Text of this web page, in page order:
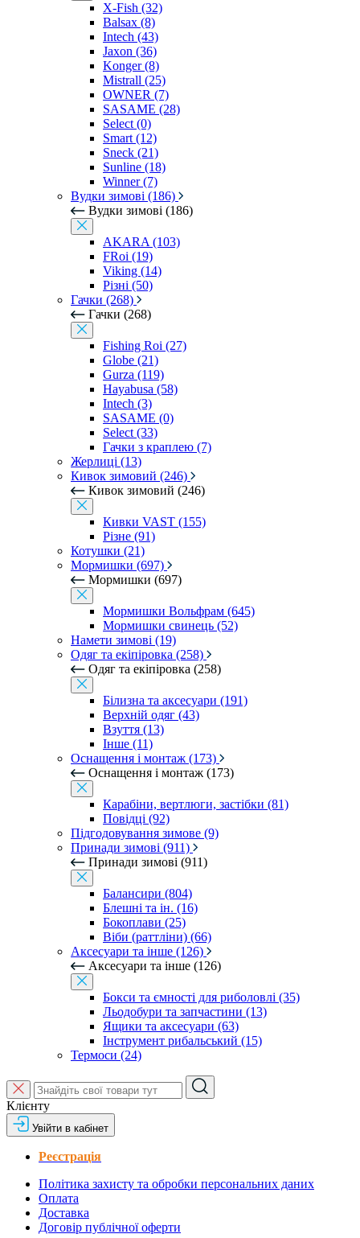
X-Fish (32)
Balsax (8)
Intech (43)
Jaxon (36)
Konger (8)
Mistrall (25)
OWNER (7)
SASAME (28)
Select (0)
Smart (12)
Sneck (21)
Sunline (18)
Winner (7)
Вудки зимові (186)
Вудки зимові (186)
AKARA (103)
FRoi (19)
Viking (14)
Різні (50)
Гачки (268)
Гачки (268)
Fishing Roi (27)
Globe (21)
Gurza (119)
Hayabusa (58)
Intech (3)
SASAME (0)
Select (33)
Гачки з краплею (7)
Жерлиці (13)
Кивок зимовий (246)
Кивок зимовий (246)
Кивки VAST (155)
Різне (91)
Котушки (21)
Мормишки (697)
Мормишки (697)
Мормишки Вольфрам (645)
Мормишки свинець (52)
Намети зимові (19)
Одяг та екіпіровка (258)
Одяг та екіпіровка (258)
Білизна та аксесуари (191)
Верхній одяг (43)
Взуття (13)
Інше (11)
Оснащення і монтаж (173)
Оснащення і монтаж (173)
Карабіни, вертлюги, застібки (81)
Повідці (92)
Підгодовування зимове (9)
Принади зимові (911)
Принади зимові (911)
Балансири (804)
Блешні та ін. (16)
Бокоплави (25)
Віби (раттліни) (66)
Аксесуари та інше (126)
Аксесуари та інше (126)
Бокси та ємності для риболовлі (35)
Льодобури та запчастини (13)
Ящики та аксесуари (63)
Інструмент рибальський (15)
Термоси (24)
Клієнту
Увійти в кабінет
Реєстрація
Політика захисту та обробки персональних даних
Оплата
Доставка
Договір публічної оферти